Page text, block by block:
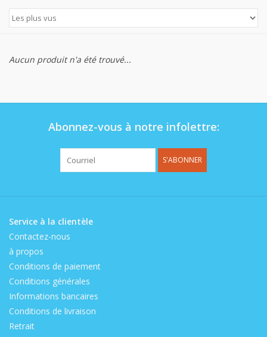
Nouveau
Prix
Aucun produit n'a été trouvé...
Abonnez-vous à notre infolettre:
S'ABONNER
Service à la clientèle
Contactez-nous
à propos
Conditions de paiement
Conditions générales
Informations bancaires
Conditions de livraison
Retrait